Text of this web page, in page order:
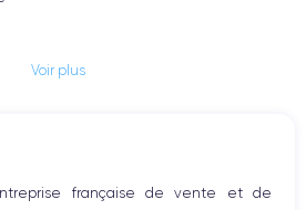
Voir plus
française de vente et de